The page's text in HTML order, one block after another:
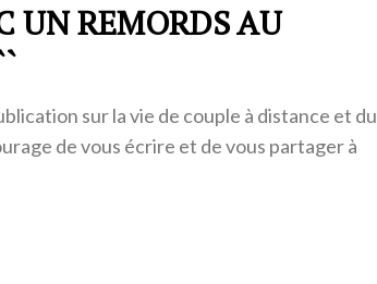
UN REMORDS AU
sur la vie de couple à distance et du
de vous écrire et de vous partager à